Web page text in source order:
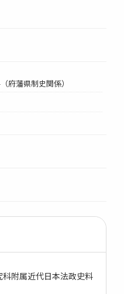
府藩県制史関係）
附属近代日本法政史料